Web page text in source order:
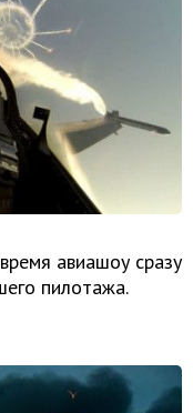
авиашоу сразу
пилотажа.